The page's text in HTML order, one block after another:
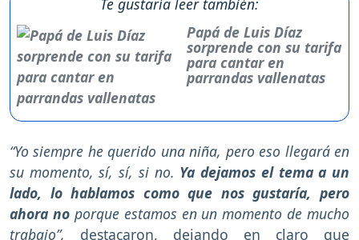
Te gustaría leer también:
Papá de Luis Díaz
sorprende con su tarifa
para cantar en
parrandas vallenatas
“Yo siempre he querido una niña, pero eso llegará en
su momento, sí, sí, si no. Ya dejamos el tema a un
lado, lo hablamos como que nos gustaría, pero
ahora noporque estamos en un momento de mucho
trabajo”, destacaron, dejando en claro que